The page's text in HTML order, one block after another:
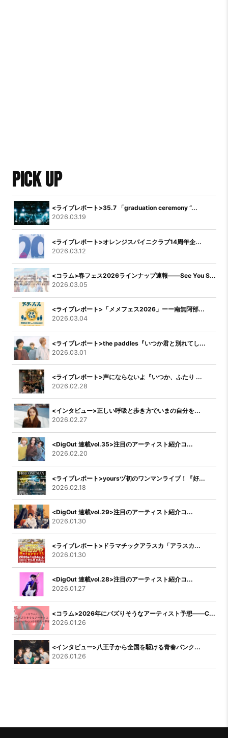
PICK UP
<ライブレポート>35.7 「graduation ceremony “...
2026.03.19
<ライブレポート>オレンジスパイニクラブ14周年企...
2026.03.12
<コラム>春フェス2026ラインナップ速報――See You S...
2026.03.05
<ライブレポート>「メメフェス2026」ーー南無阿部...
2026.03.04
<ライブレポート>the paddles『いつか君と別れてし...
2026.03.01
<ライブレポート>声にならないよ『いつか、ふたり ...
2026.02.28
<インタビュー>正しい呼吸と歩き方でいまの自分を...
2026.02.27
<DigOut 連載vol.35>注目のアーティスト紹介コ...
2026.02.20
<ライブレポート>yoursヅ初のワンマンライブ！『好...
2026.02.18
<DigOut 連載vol.29>注目のアーティスト紹介コ...
2026.01.30
<ライブレポート>ドラマチックアラスカ「アラスカ...
2026.01.30
<DigOut 連載vol.28>注目のアーティスト紹介コ...
2026.01.27
<コラム>2026年にバズりそうなアーティスト予想――C...
2026.01.26
<インタビュー>八王子から全国を駆ける青春パンク...
2026.01.26